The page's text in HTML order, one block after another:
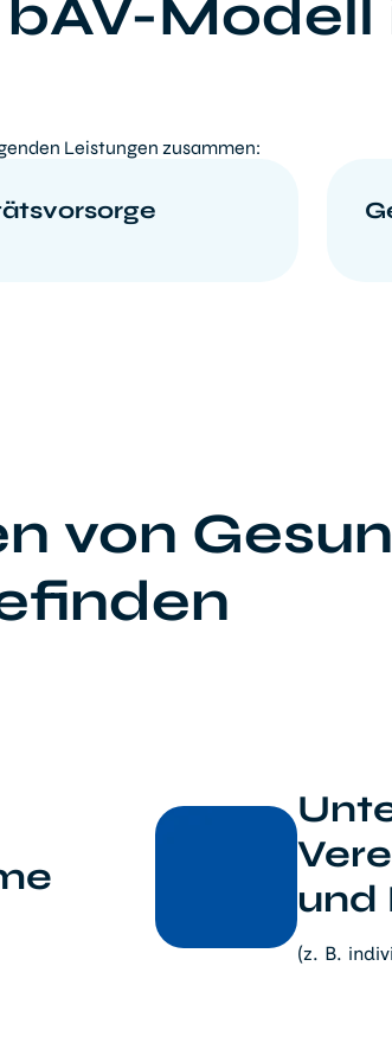
Modell
Leistungen zusammen:
von
und
(z. B.